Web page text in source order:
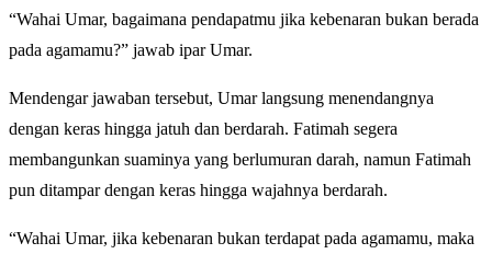
“Wahai Umar, bagaimana pendapatmu jika kebenaran bukan berada
pada agamamu?” jawab ipar Umar.
Mendengar jawaban tersebut, Umar langsung menendangnya
dengan keras hingga jatuh dan berdarah. Fatimah segera
membangunkan suaminya yang berlumuran darah, namun Fatimah
pun ditampar dengan keras hingga wajahnya berdarah.
“Wahai Umar, jika kebenaran bukan terdapat pada agamamu, maka